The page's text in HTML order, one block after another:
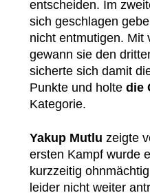
entscheiden. Im
sich geschlagen
nicht entmutigen. Mit
gewann sie den
sicherte sich damit
Punkte und holte die
Kategorie.
Yakup Mutlu zeigte
ersten Kampf wurde
kurzzeitig
leider nicht weiter